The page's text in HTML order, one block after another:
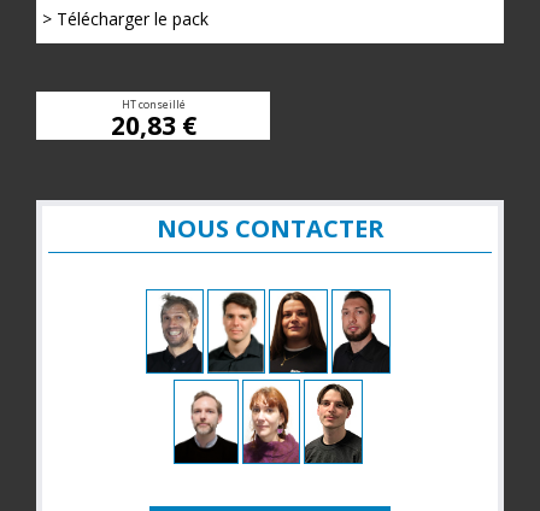
> Télécharger le pack
HT conseillé
20,83 €
NOUS CONTACTER